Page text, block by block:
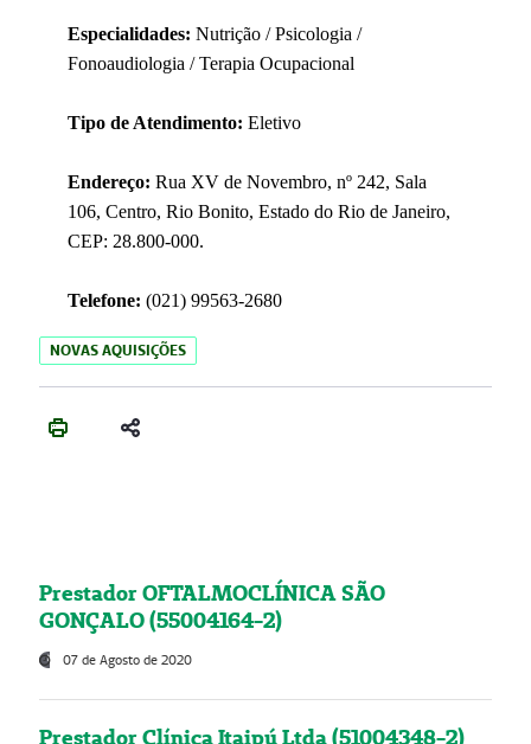
Especialidades: Nutrição / Psicologia /
Fonoaudiologia / Terapia Ocupacional
Tipo de Atendimento: Eletivo
Endereço: Rua XV de Novembro, nº 242, Sala
106, Centro, Rio Bonito, Estado do Rio de Janeiro,
CEP: 28.800-000.
Telefone: (021) 99563-2680
NOVAS AQUISIÇÕES
Prestador OFTALMOCLÍNICA SÃO
GONÇALO (55004164-2)
07 de Agosto de 2020
Prestador Clínica Itaipú Ltda (51004348-2)